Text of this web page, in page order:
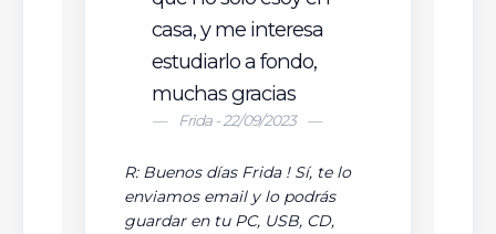
casa, y me interesa
estudiarlo a fondo,
muchas gracias
Frida - 22/09/2023
R: Buenos días Frida ! Sí, te lo
enviamos email y lo podrás
guardar en tu PC, USB, CD,